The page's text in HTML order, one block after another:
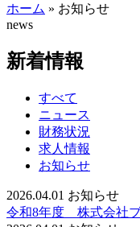
ホーム » お知らせ
news
新着情報
すべて
ニュース
財務状況
求人情報
お知らせ
2026.04.01 お知らせ
令和8年度 株式会社